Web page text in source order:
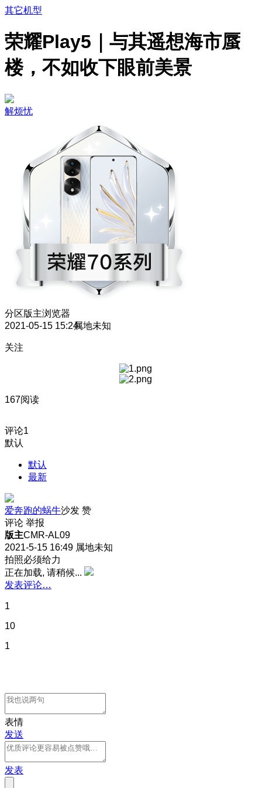
其它机型
荣耀Play5｜与其遥想海市蜃
楼，不如收下眼前美景
解烦忧
分区版主浏览器
2021-05-15 15:24属地未知
关注
167阅读
评论1
默认
默认
最新
爱奔跑的蜗牛沙发 赞
评论 举报
版主CMR-AL09
2021-5-15 16:49 属地未知
拍照必须给力
正在加载, 请稍候...
发表评论…
1
10
1
表情
发送
发表